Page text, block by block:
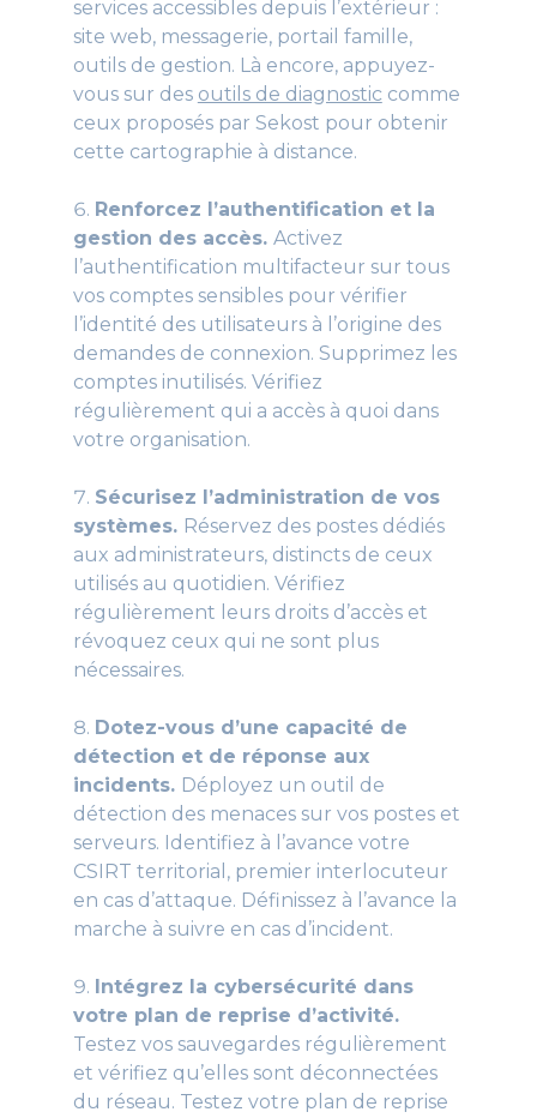
services accessibles depuis l’extérieur :
site web, messagerie, portail famille,
outils de gestion. Là encore, appuyez-
vous sur des outils de diagnosticcomme
ceux proposés par Sekost pour obtenir
cette cartographie à distance.
Renforcez l’authentification et la
gestion des accès. Activez
l’authentification multifacteur sur tous
vos comptes sensibles pour vérifier
l’identité des utilisateurs à l’origine des
demandes de connexion. Supprimez les
comptes inutilisés. Vérifiez
régulièrement qui a accès à quoi dans
votre organisation.
Sécurisez l’administration de vos
systèmes. Réservez des postes dédiés
aux administrateurs, distincts de ceux
utilisés au quotidien. Vérifiez
régulièrement leurs droits d’accès et
révoquez ceux qui ne sont plus
nécessaires.
Dotez-vous d’une capacité de
détection et de réponse aux
incidents. Déployez un outil de
détection des menaces sur vos postes et
serveurs. Identifiez à l’avance votre
CSIRT territorial, premier interlocuteur
en cas d’attaque. Définissez à l’avance la
marche à suivre en cas d’incident.
Intégrez la cybersécurité dans
votre plan de reprise d’activité.
Testez vos sauvegardes régulièrement
et vérifiez qu’elles sont déconnectées
du réseau. Testez votre plan de reprise